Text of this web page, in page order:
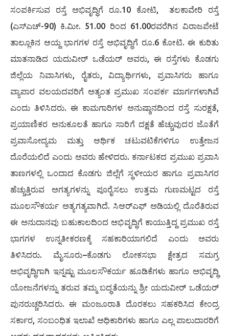
ಸಂಪರ್ಕಿಸುವ ರಸ್ತೆ ಅಭಿವೃದ್ಧಿಗೆ ರೂ.10 ಕೋಟಿ, ತಲಕಾವೇರಿ ರಸ್ತೆ
(ಎಸ್‌ಎಚ್-90) ಕಿ.ಮೀ. 51.00 ರಿಂದ 61.00ರವರೆಗಿನ ವಿರಾಜಪೇಟೆ
ತಾಲ್ಲೂಕಿನ ಆಯ್ದ ಭಾಗಗಳ ರಸ್ತೆ ಅಭಿವೃದ್ಧಿಗೆ ರೂ.6 ಕೋಟಿ. ಈ ಕುರಿತು
ಮಾತನಾಡಿದ ಯದುವೀರ್ ಒಡೆಯರ್ ಅವರು, ಈ ರಸ್ತೆಗಳು ಕೊಡಗು
ಜಿಲ್ಲೆಯ ನಿವಾಸಿಗಳು, ರೈತರು, ವಿದ್ಯಾರ್ಥಿಗಳು, ಪ್ರವಾಸಿಗರು ಹಾಗೂ
ವ್ಯಾಪಾರ ವಲಯದವರಿಗೆ ಅತ್ಯಂತ ಪ್ರಮುಖ ಸಂಪರ್ಕ ಮಾರ್ಗಗಳಾಗಿವೆ
ಎಂದು ತಿಳಿಸಿದರು. ಈ ಕಾಮಗಾರಿಗಳ ಅನುಷ್ಠಾನದಿಂದ ರಸ್ತೆ ಸುರಕ್ಷತೆ,
ಪ್ರಯಾಣಿಕರ ಅನುಕೂಲತೆ ಹಾಗೂ ಸಾರಿಗೆ ದಕ್ಷತೆ ಹೆಚ್ಚುವುದರ ಜೊತೆಗೆ
ಪ್ರವಾಸೋದ್ಯಮ ಮತ್ತು ಆರ್ಥಿಕ ಚಟುವಟಿಕೆಗಳಿಗೂ ಉತ್ತೇಜನ
ದೊರೆಯಲಿದೆ ಎಂದು ಅವರು ಹೇಳಿದರು. ಕರ್ನಾಟಕದ ಪ್ರಮುಖ ಪ್ರವಾಸಿ
ತಾಣಗಳಲ್ಲಿ ಒಂದಾದ ಕೊಡಗು ಜಿಲ್ಲೆಗೆ ಸ್ಥಳೀಯರ ಹಾಗೂ ಪ್ರವಾಸಿಗರ
ಹೆಚ್ಚುತ್ತಿರುವ ಅಗತ್ಯಗಳನ್ನು ಪೂರೈಸಲು ಉತ್ತಮ ಗುಣಮಟ್ಟದ ರಸ್ತೆ
ಮೂಲಸೌಕರ್ಯ ಅತ್ಯಗತ್ಯವಾಗಿದೆ. ಸಿಆರ್‌ಎಫ್ ಅಡಿಯಲ್ಲಿ ದೊರೆತಿರುವ
ಈ ಅನುದಾನವು ಬಹುಕಾಲದಿಂದ ಅಭಿವೃದ್ಧಿಗೆ ಕಾಯುತ್ತಿದ್ದ ಪ್ರಮುಖ ರಸ್ತೆ
ಭಾಗಗಳ ಉನ್ನತೀಕರಣಕ್ಕೆ ಸಹಕಾರಿಯಾಗಲಿದೆ ಎಂದು ಅವರು
ತಿಳಿಸಿದರು. ಮೈಸೂರು–ಕೊಡಗು ಲೋಕಸಭಾ ಕ್ಷೇತ್ರದ ಸಮಗ್ರ
ಅಭಿವೃದ್ಧಿಗಾಗಿ ಇನ್ನಷ್ಟು ಮೂಲಸೌಕರ್ಯ ಹೂಡಿಕೆಗಳು ಹಾಗೂ ಅಭಿವೃದ್ಧಿ
ಯೋಜನೆಗಳನ್ನು ತರುವ ತಮ್ಮ ಬದ್ಧತೆಯನ್ನು ಶ್ರೀ ಯದುವೀರ್ ಒಡೆಯರ್
ಪುನರುಚ್ಚರಿಸಿದರು. ಈ ಮಂಜೂರಾತಿ ದೊರಕಲು ಸಹಕರಿಸಿದ ಕೇಂದ್ರ
ಸರ್ಕಾರ, ಸಂಬಂಧಿತ ಇಲಾಖೆ ಅಧಿಕಾರಿಗಳು ಹಾಗೂ ಎಲ್ಲ ಪಾಲುದಾರರಿಗೆ